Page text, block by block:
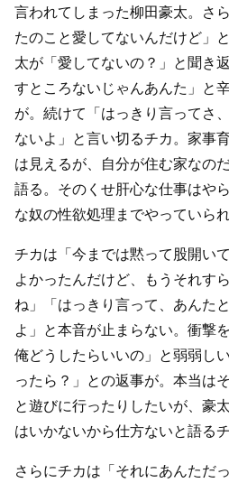
言われてしまった柳田豪太。さ
たのこと愛してないんだけど」
太が「愛してないの？」と聞き
すところないじゃんあんた」と
が。続けて「はっきり言ってさ
ないよ」と言い切るチカ。家事
は見えるが、自分が住む家なの
語る。そのくせ肝心な仕事はや
な奴の性欲処理までやっていら
チカは「今までは黙って股開い
よかったんだけど、もうそれす
ね」「はっきり言って、あんた
よ」と本音が止まらない。衝撃
俺どうしたらいいの」と弱弱し
ったら？」との返事が。本当は
と遊びに行ったりしたいが、豪
はいかないから仕方ないと語るチ
さらにチカは「それにあんただ